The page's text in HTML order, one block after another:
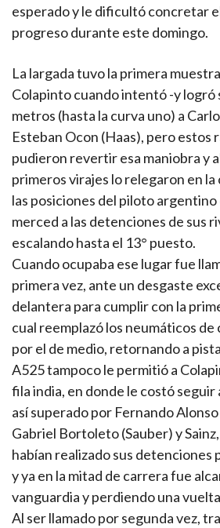
esperado y le dificultó concretar
progreso durante este domingo.
La largada tuvo la primera
Colapinto cuando intentó -y logró
metros (hasta la curva uno) a
Esteban Ocon (Haas), pero estos
pudieron revertir esa maniobra y
primeros virajes lo relegaron en
las posiciones del piloto argentino
merced a las detenciones de sus
escalando hasta el 13° puesto.
Cuando ocupaba ese lugar fue
primera vez, ante un desgaste
delantera para cumplir con la
cual reemplazó los neumáticos
por el de medio, retornando a
A525 tampoco le permitió a
fila india, en donde le costó seguir
así superado por Fernando
Gabriel Bortoleto (Sauber) y
habían realizado sus detenciones
y ya en la mitad de carrera fue
vanguardia y perdiendo una
Al ser llamado por segunda vez,